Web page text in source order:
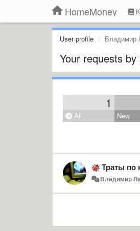
HomeMoney
User profile Владимир
Your requests
1
All New
Траты по
Владимир